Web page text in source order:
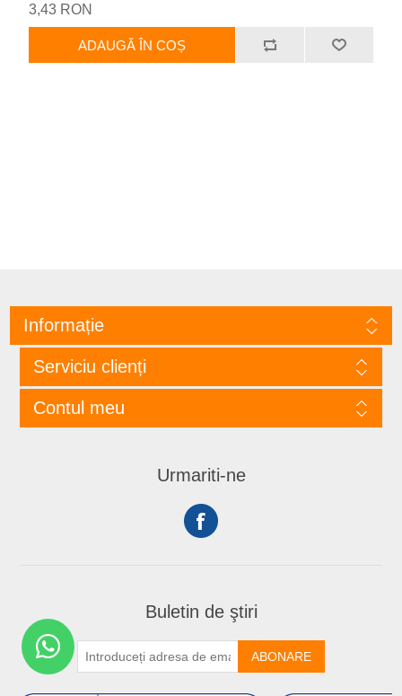
experienta de scriere usoara si fluida.
3,43 RON
ADAUGĂ ÎN COȘ
Informație
Serviciu clienți
Contul meu
Urmariti-ne
Buletin de ştiri
ABONARE